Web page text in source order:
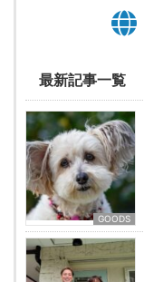
最新記事一覧
GOODS